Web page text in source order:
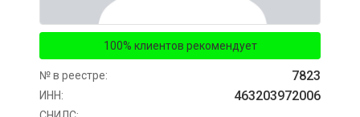
100% клиентов рекомендует
№ в реестре: 7823
ИНН: 463203972006